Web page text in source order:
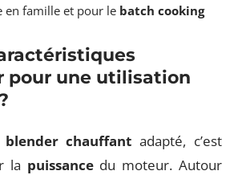
en famille et pour le batch cooking
pour une utilisation
blender chauffant adapté, c’est
la puissancedu moteur. Autour